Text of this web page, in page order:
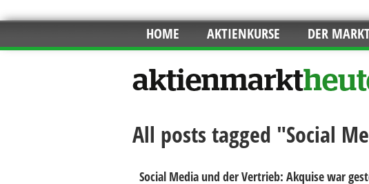
HOME AKTIENKURSE DER
All posts tagged "Social
Social Media und der Vertrieb: Akquise war